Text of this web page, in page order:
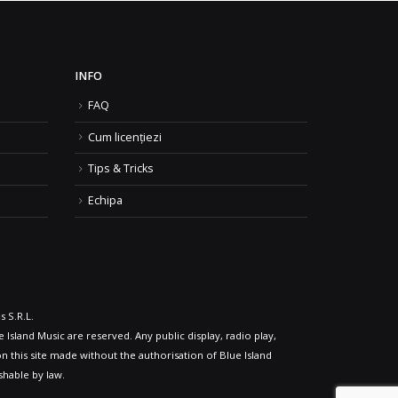
INFO
FAQ
Cum licențiezi
Tips & Tricks
Echipa
S.R.L.
Music are reserved. Any public display, radio play,
this site made without the authorisation of Blue Island
by law.